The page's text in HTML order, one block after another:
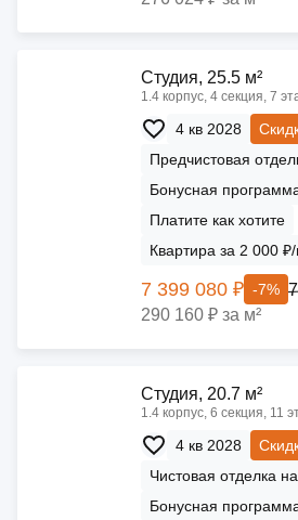
Cтудия, 25.5 м²
1.4 корпус, 4 секция, 7
4 кв 2028
Предчистовая
Бонусная
Платите как хотите
Квартира за 2 000
7 399 080 ₽ -7%
290 160 ₽ за м²
Cтудия, 20.7 м²
1.4 корпус, 6 секция, 11
4 кв 2028
Чистовая отделка
Бонусная